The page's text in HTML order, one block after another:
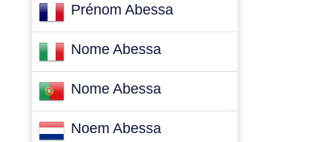
Prénom Abessa
Nome Abessa
Nome Abessa
Noem Abessa